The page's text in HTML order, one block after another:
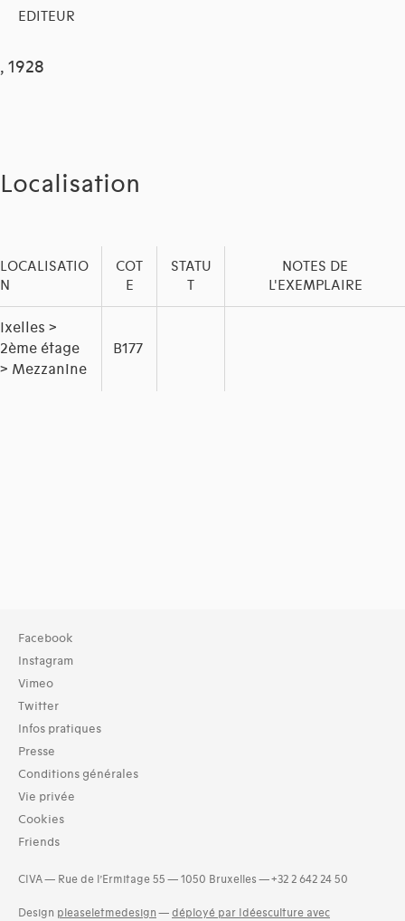
EDITEUR
, 1928
Localisation
LOCALISATIO
N
COT
E
STATU
T
NOTES DE
L'EXEMPLAIRE
Ixelles >
2ème étage
> Mezzanine
B177
Facebook
Instagram
Vimeo
Twitter
Infos pratiques
Presse
Conditions générales
Vie privée
Cookies
Friends
CIVA — Rue de l’Ermitage 55 — 1050 Bruxelles — +32 2 642 24 50
Design pleaseletmedesign — déployé par Idéesculture avec